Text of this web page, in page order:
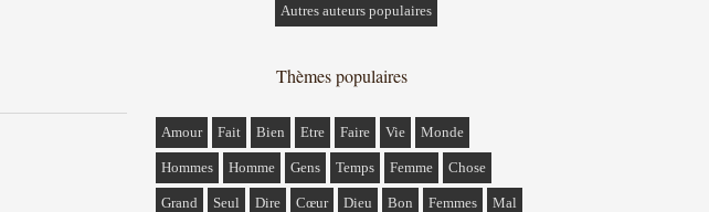
Autres auteurs populaires
Thèmes populaires
Amour Fait Bien Etre Faire Vie Monde
Hommes Homme Gens Temps Femme Chose
Grand Seul Dire Cœur Dieu Bon Femmes Mal